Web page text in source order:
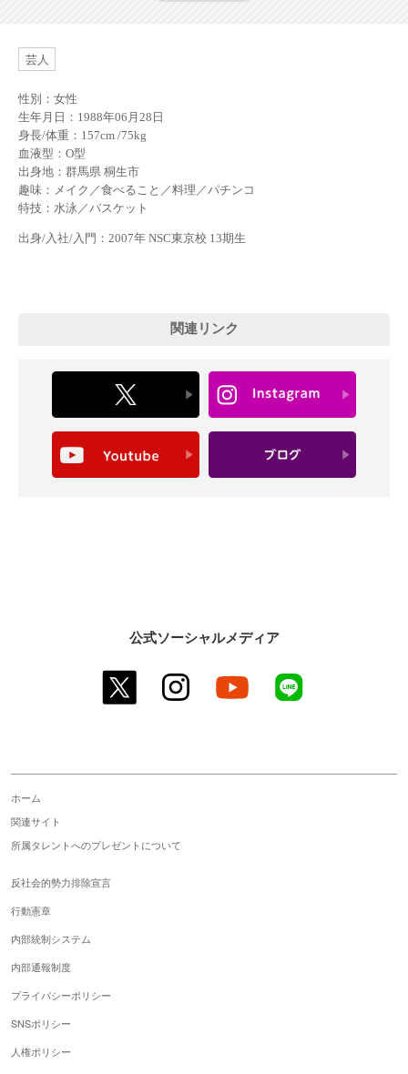
芸人
性別：女性
生年月日：1988年06月28日
身長/体重：157cm /75kg
血液型：O型
出身地：群馬県 桐生市
趣味：メイク／食べること／料理／パチンコ
特技：水泳／バスケット
出身/入社/入門：2007年 NSC東京校 13期生
関連リンク
公式ソーシャルメディア
twitter instagram youtube
ホーム
関連サイト
所属タレントへのプレゼントについて
反社会的勢力排除宣言
行動憲章
内部統制システム
内部通報制度
プライバシーポリシー
SNSポリシー
人権ポリシー